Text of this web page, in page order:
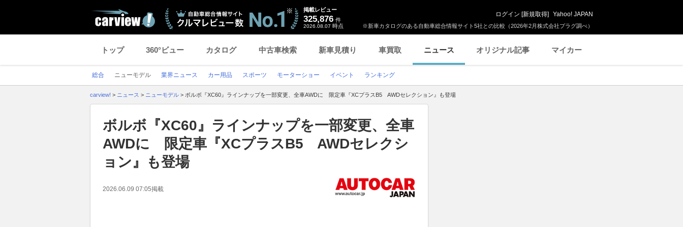
※新車カタログのある自動車総合情報サイト5社との比較（2026年2月株式会社プラグ調べ）
掲載レビュー
325,876 件
2026.08.07 時点
ログイン [新規取得] Yahoo! JAPAN
トップ 360°ビュー カタログ 中古車検索 新車見積り 車買取 ニュース オリジナル記事 マイカー
総合 ニューモデル 業界ニュース カー用品 スポーツ モーターショー イベント ランキング
carview! > ニュース > ニューモデル > ボルボ『XC60』ラインナップを一部変更、全車AWDに 限定車『XCプラスB5 AWDセレクション』も登場
ボルボ『XC60』ラインナップを一部変更、全車
AWDに 限定車『XCプラスB5 AWDセレクシ
ョン』も登場
2026.06.09 07:05掲載